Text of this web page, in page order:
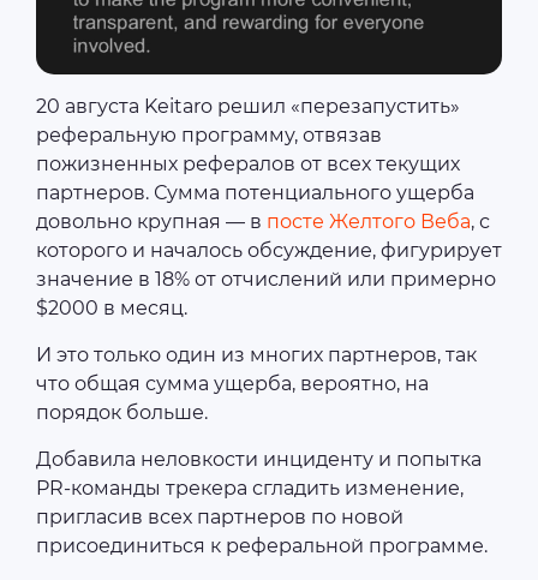
20 августа Keitaro решил «перезапустить»
реферальную программу, отвязав
пожизненных рефералов от всех текущих
партнеров. Сумма потенциального ущерба
довольно крупная — в посте Желтого Веба, с
которого и началось обсуждение, фигурирует
значение в 18% от отчислений или примерно
$2000 в месяц.
И это только один из многих партнеров, так
что общая сумма ущерба, вероятно, на
порядок больше.
Добавила неловкости инциденту и попытка
PR-команды трекера сгладить изменение,
пригласив всех партнеров по новой
присоединиться к реферальной программе.